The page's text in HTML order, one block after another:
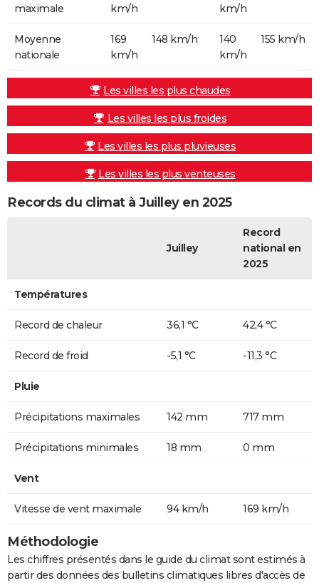
maximale
km/h
km/h
Moyenne
nationale
169
km/h
148 km/h
140
km/h
155 km/h
Les villes les plus chaudes
Les villes les plus froides
Les villes les plus pluvieuses
Les villes les plus venteuses
Records du climat à Juilley en 2025
Juilley
Record
national en
2025
Températures
Record de chaleur 36,1 °C 42,4 °C
Record de froid -5,1 °C -11,3 °C
Pluie
Précipitations maximales 142 mm 717 mm
Précipitations minimales 18 mm 0 mm
Vent
Vitesse de vent maximale 94 km/h 169 km/h
Méthodologie
Les chiffres présentés dans le guide du climat sont estimés à
partir des données des bulletins climatiques libres d'accès de